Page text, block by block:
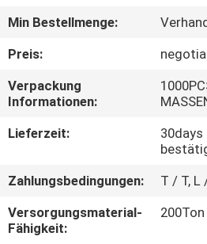
TRETEN
SIE
MIT
IN
VERBINDUNG
Min Bestellmenge:
Preis:
Verpackung
Informationen:
Lieferzeit:
Zahlungsbedingungen:
T / T, L
Versorgungsmaterial-
Fähigkeit: